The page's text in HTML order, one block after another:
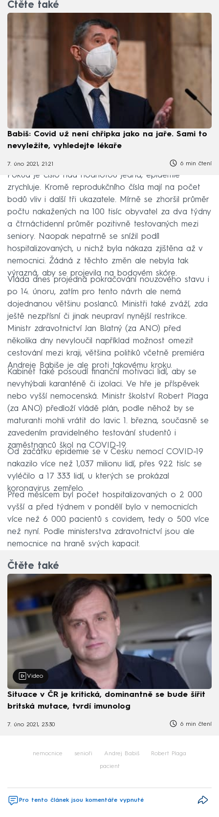
Čtěte také
Babiš: Covid už není chřipka jako na jaře. Sami to
nevyležíte, vyhledejte lékaře
7. úno 2021, 21:21 6 min čtení
Pokud je číslo nad hodnotou jedna, epidemie
zrychluje. Kromě reprodukčního čísla mají na počet
bodů vliv i další tři ukazatele. Mírně se zhoršil průměr
počtu nakažených na 100 tisíc obyvatel za dva týdny
a čtrnáctidenní průměr pozitivně testovaných mezi
seniory. Naopak nepatrně se snížil podíl
hospitalizovaných, u nichž byla nákaza zjištěna až v
nemocnici. Žádná z těchto změn ale nebyla tak
výrazná, aby se projevila na bodovém skóre.
Vláda dnes projedná pokračování nouzového stavu i
po 14. únoru, zatím pro tento návrh ale nemá
dojednanou většinu poslanců. Ministři také zváží, zda
ještě nezpřísní či jinak neupraví nynější restrikce.
Ministr zdravotnictví Jan Blatný (za ANO) před
několika dny nevyloučil například možnost omezit
cestování mezi kraji, většina politiků včetně premiéra
Andreje Babiše je ale proti takovému kroku.
Kabinet také posoudí finanční motivaci lidí, aby se
nevyhýbali karanténě či izolaci. Ve hře je příspěvek
nebo vyšší nemocenská. Ministr školství Robert Plaga
(za ANO) předloží vládě plán, podle něhož by se
maturanti mohli vrátit do lavic 1. března, současně se
zavedením pravidelného testování studentů i
zaměstnanců škol na COVID-19.
Od začátku epidemie se v Česku nemocí COVID-19
nakazilo více než 1,037 milionu lidí, přes 922 tisíc se
vyléčilo a 17 333 lidí, u kterých se prokázal
koronavirus zemřelo.
Před měsícem byl počet hospitalizovaných o 2 000
vyšší a před týdnem v pondělí bylo v nemocnicích
více než 6 000 pacientů s covidem, tedy o 500 více
než nyní. Podle ministerstva zdravotnictví jsou ale
nemocnice na hraně svých kapacit.
Čtěte také
Video
Situace v ČR je kritická, dominantně se bude šířit
britská mutace, tvrdí imunolog
7. úno 2021, 23:30 6 min čtení
nemocnice senioři Andrej Babiš Robert Plaga
pacient
Pro tento článek jsou komentáře vypnuté